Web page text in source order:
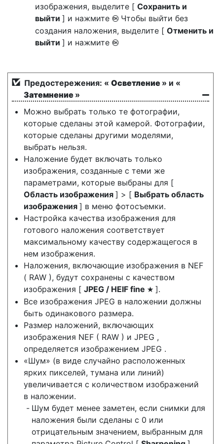
изображения, выделите [ Сохранить и
выйти ] и нажмите J Чтобы выйти без
создания наложения, выделите [ Отменить и
выйти ] и нажмите J
Предостережения: « Осветление » и «
Затемнение »
Можно выбрать только те фотографии,
которые сделаны этой камерой. Фотографии,
которые сделаны другими моделями,
выбрать нельзя.
Наложение будет включать только
изображения, созданные с теми же
параметрами, которые выбраны для [
Область изображения ] > [ Выбрать область
изображения ] в меню фотосъемки.
Настройка качества изображения для
готового наложения соответствует
максимальному качеству содержащегося в
нем изображения.
Наложения, включающие изображения в NEF
( RAW ), будут сохранены с качеством
изображения [ JPEG / HEIF fine m ].
Все изображения JPEG в наложении должны
быть одинакового размера.
Размер наложений, включающих
изображения NEF ( RAW ) и JPEG ,
определяется изображением JPEG .
«Шум» (в виде случайно расположенных
ярких пикселей, тумана или линий)
увеличивается с количеством изображений
в наложении.
Шум будет менее заметен, если снимки для
наложения были сделаны с 0 или
отрицательным значением, выбранным для